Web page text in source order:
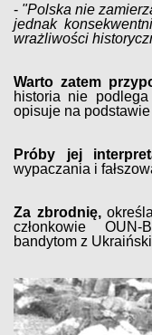
- "Polska nie
jednak
wrażliwości
Warto zatem
historia nie
opisuje na podstawie
Próby jej
wypaczania i
Za zbrodnię,
członkowie OUN-
bandytom z